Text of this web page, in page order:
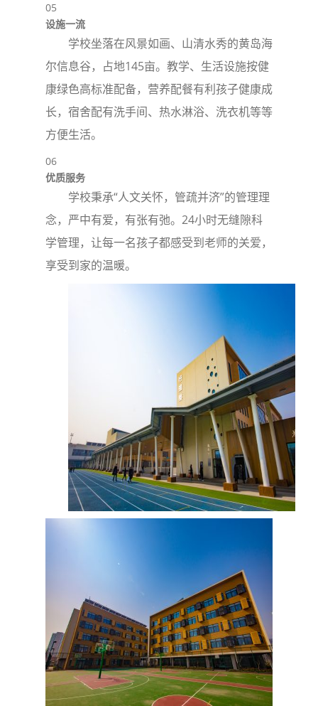
05
设施一流
学校坐落在风景如画、山清水秀的黄岛海
尔信息谷，占地145亩。教学、生活设施按健
康绿色高标准配备，营养配餐有利孩子健康成
长，宿舍配有洗手间、热水淋浴、洗衣机等等
方便生活。
06
优质服务
学校秉承“人文关怀，管疏并济”的管理理
念，严中有爱，有张有弛。24小时无缝隙科
学管理，让每一名孩子都感受到老师的关爱，
享受到家的温暖。